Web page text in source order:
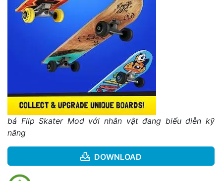
bá Flip Skater Mod với nhân vật đang biểu diễn kỹ
năng
DOWNLOAD